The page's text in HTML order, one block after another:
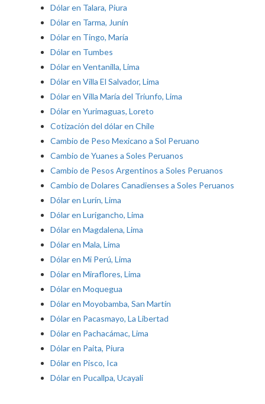
Dólar en Talara, Piura
Dólar en Tarma, Junín
Dólar en Tingo, María
Dólar en Tumbes
Dólar en Ventanilla, Lima
Dólar en Villa El Salvador, Lima
Dólar en Villa María del Triunfo, Lima
Dólar en Yurimaguas, Loreto
Cotización del dólar en Chile
Cambio de Peso Mexicano a Sol Peruano
Cambio de Yuanes a Soles Peruanos
Cambio de Pesos Argentinos a Soles Peruanos
Cambio de Dolares Canadienses a Soles Peruanos
Dólar en Lurín, Lima
Dólar en Lurigancho, Lima
Dólar en Magdalena, Lima
Dólar en Mala, Lima
Dólar en Mi Perú, Lima
Dólar en Miraflores, Lima
Dólar en Moquegua
Dólar en Moyobamba, San Martín
Dólar en Pacasmayo, La Libertad
Dólar en Pachacámac, Lima
Dólar en Paita, Piura
Dólar en Pisco, Ica
Dólar en Pucallpa, Ucayali